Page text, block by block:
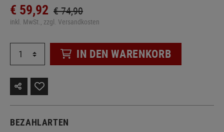
€ 59,92 € 74,90
inkl. MwSt., zzgl. Versandkosten
IN DEN WARENKORB
BEZAHLARTEN